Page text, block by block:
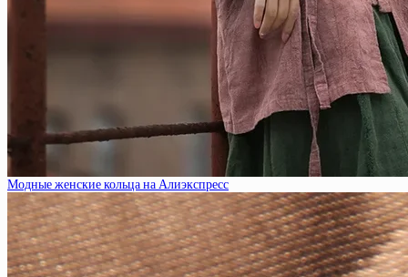
Модные женские кольца на Алиэкспресс